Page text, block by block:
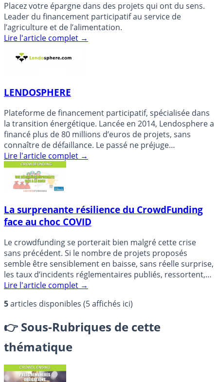
Placez votre épargne dans des projets qui ont du sens.
Leader du financement participatif au service de
l’agriculture et de l’alimentation.
Lire l'article complet →
LENDOSPHERE
Plateforme de financement participatif, spécialisée dans
la transition énergétique. Lancée en 2014, Lendosphere a
financé plus de 80 millions d’euros de projets, sans
connaître de défaillance. Le passé ne préjuge
évidemment (...)
Lire l'article complet →
La surprenante résilience du CrowdFunding
face au choc COVID
Le crowdfunding se porterait bien malgré cette crise
sans précédent. Si le nombre de projets proposés
semble être sensiblement en baisse, sans réelle surprise,
les taux d’incidents réglementaires publiés, ressortent,
selon (...)
Lire l'article complet →
5articles disponibles (5 affichés ici)
👉 Sous-Rubriques de cette
thématique